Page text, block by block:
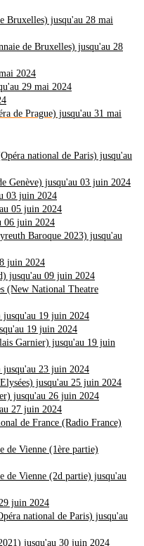
Bruxelles) jusqu'au 28 mai
de Bruxelles) jusqu'au 28
2024
29 mai 2024
de Prague) jusqu'au 31 mai
national de Paris) jusqu'au
Genève) jusqu'au 03 juin 2024
03 juin 2024
05 juin 2024
06 juin 2024
Baroque 2023) jusqu'au
juin 2024
jusqu'au 09 juin 2024
(New National Theatre
jusqu'au 19 juin 2024
19 juin 2024
Garnier) jusqu'au 19 juin
jusqu'au 23 juin 2024
jusqu'au 25 juin 2024
jusqu'au 26 juin 2024
27 juin 2024
de France (Radio France)
de Vienne (1ère partie)
de Vienne (2d partie) jusqu'au
juin 2024
national de Paris) jusqu'au
jusqu'au 30 juin 2024